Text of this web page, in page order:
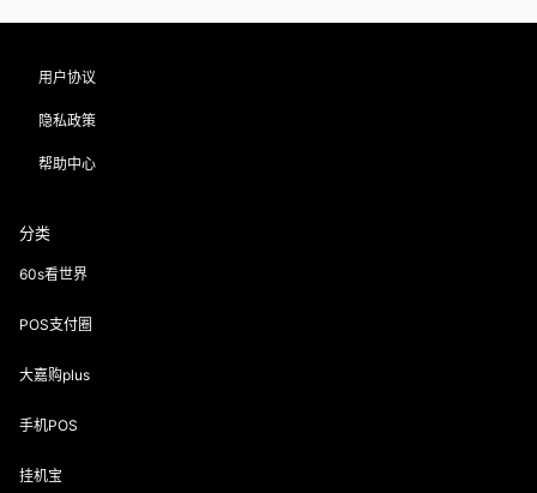
用户协议
隐私政策
帮助中心
分类
60s看世界
POS支付圈
大嘉购plus
手机POS
挂机宝